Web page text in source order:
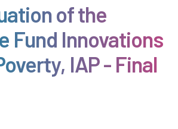
of the
Fund Innovations
IAP - Final